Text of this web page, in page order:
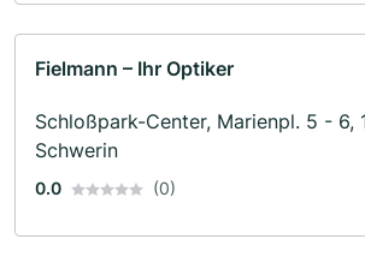
Fielmann – Ihr Optiker
Schloßpark-Center, Marienpl. 5 - 6,
Schwerin
0.0 (0)